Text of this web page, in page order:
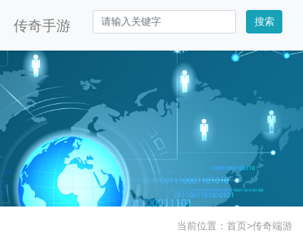
传奇手游 搜索
当前位置： 首页>传奇端游